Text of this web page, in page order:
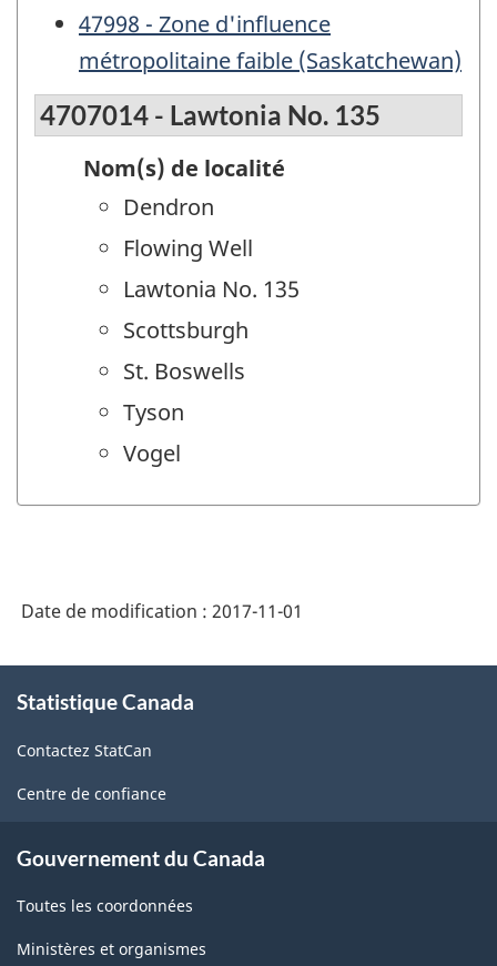
47998 - Zone d'influence
métropolitaine faible (Saskatchewan)
4707014 - Lawtonia No. 135
Nom(s) de localité
Dendron
Flowing Well
Lawtonia No. 135
Scottsburgh
St. Boswells
Tyson
Vogel
Date de modification : 2017-11-01
propos
ce
site
Statistique Canada
Contactez StatCan
Centre de confiance
Gouvernement du Canada
Toutes les coordonnées
Ministères et organismes